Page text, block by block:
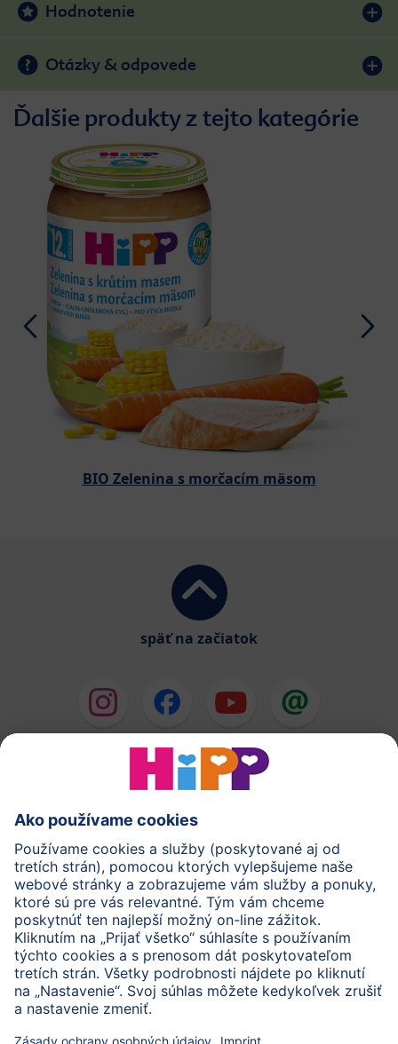
Hodnotenie
Otázky & odpovede
Ďalšie produkty z tejto kategórie
BIO Zelenina s morčacím mäsom
späť na začiatok
HiPP Mlieka
HiPP Príkrmy
HiPP Tehotenstvo
Ochrana osobných údajov
Cookies a pravidlá používania webovej stránky
Imprint
O spoločnosti HiPP Kontakt